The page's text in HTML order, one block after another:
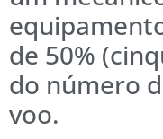
de 50%
do número
voo.